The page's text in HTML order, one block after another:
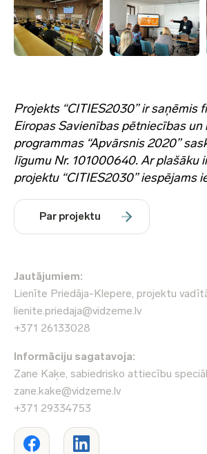
Projekts “CITIES2030” ir saņēmis
Eiropas Savienības pētniecības un
programmas “Apvārsnis 2020”
līgumu Nr. 101000640. Ar plašāku
projektu “CITIES2030” iespējams
Par projektu
Jautājumiem:
Lienīte Priedāja-Klepere, projektu
lienite.priedaja@vidzeme.lv
+371 26133028
Informāciju sagatavoja:
Zane Kaķe, sabiedrisko attiecību
zane.kake@vidzeme.lv
+371 29334753